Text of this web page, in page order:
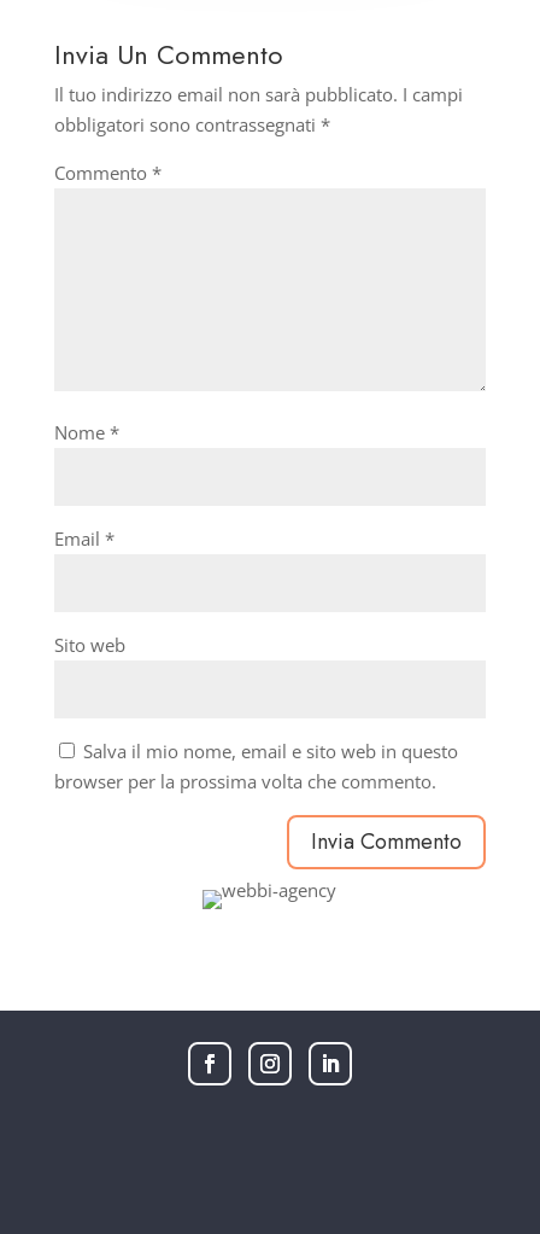
Invia Un Commento
Il tuo indirizzo email non sarà pubblicato. I campi
obbligatori sono contrassegnati *
Commento *
Nome *
Email *
Sito web
Salva il mio nome, email e sito web in questo
browser per la prossima volta che commento.